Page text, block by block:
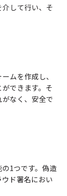
して行い、そ
ムを作成し、
できます。そ
なく、安全で
1つです。偽造
ド署名におい